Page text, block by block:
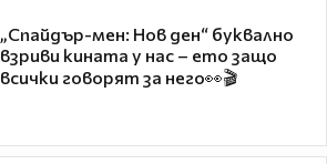
„Спайдър-мен: Нов ден“ буквално
взриви кината у нас – ето защо
всички говорят за него👀🎬